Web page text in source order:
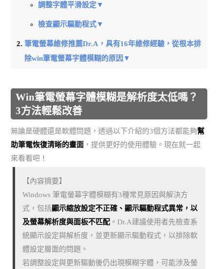
調整字體平滑設定▼
檢查顯示驅動程式▼
筆電螢幕維修推薦Dr.A，具有16年維修經驗，從根本排
除win筆電螢幕字體模糊的原因▼
Win筆電螢幕字體模糊是解析度太低嗎？
3方法輕鬆改善
無論是硬體還是軟體問題，透過以下介紹的3個方法都能夠幫
助筆電恢復清晰的畫面 ，提供更好的使用體驗。現在就一起
來看看吧！
【內容摘要】
Windows 筆電螢幕字體模糊有3種常見原因與解決方
式，包括顯示縮放設定不正確、顯示驅動程式異常，以
及螢幕解析度與面板不匹配 。Dr.A建議使用者先檢查系
統顯示設定與解析度，並更新顯示驅動程式，以排除軟
體設定層面的問題。
若調整設定與更新驅動後仍出現模糊字體，可能涉及螢